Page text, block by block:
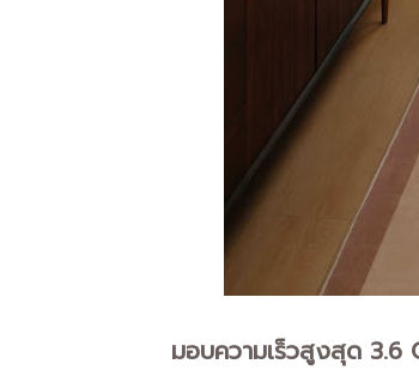
มอบความเร็วสูงสุด 3.6